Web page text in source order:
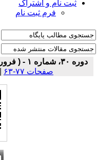
ثبت نام و اشتراک
فرم ثبت نام
دوره ۳۰، شماره ۱ - ( فروردین ۱۳۹۸ )
صفحات ۷۷-۶۳
|